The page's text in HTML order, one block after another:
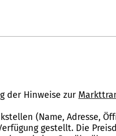
der Hinweise zur
(Name, Adresse,
gestellt. Die